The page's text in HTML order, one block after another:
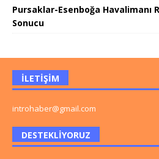
Pursaklar-Esenboğa Havalimanı
Sonucu
İLETIŞIM
introhaber@gmail.com
DESTEKLIYORUZ